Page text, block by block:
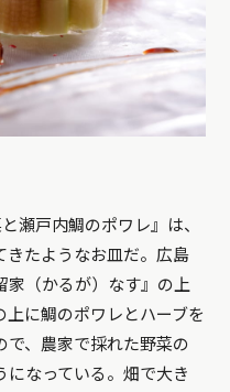
瀬戸内鯛のポワレ』は、
きたようなお皿だ。広島
家（かるが）なす』の上
に鯛のポワレとハーブを
で、農家で採れた野菜の
になっている。畑で大き